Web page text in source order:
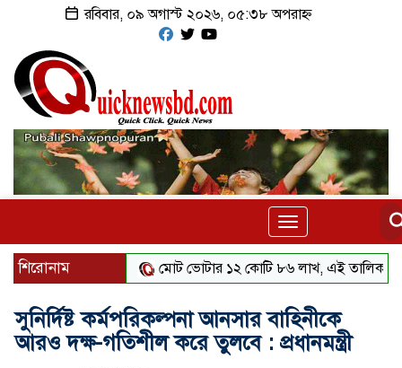
রবিবার, ০৯ অগাস্ট ২০২৬, ০৫:৩৮ অপরাহ্ন
Toggle
navigation
শিরোনাম মোট ভোটার ১২ কোটি ৮৬ লাখ, এই তালিকায় স্থানীয়
সুনির্দিষ্ট কর্মপরিকল্পনা আনসার বাহিনীকে
আরও দক্ষ-গতিশীল করে তুলবে : প্রধানমন্ত্রী